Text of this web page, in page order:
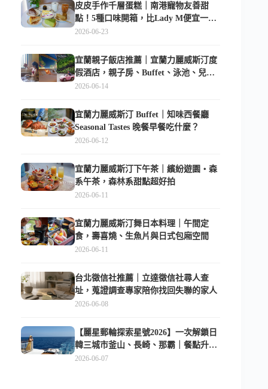
皮皮手作千層蛋糕｜南港寵物友善甜
點！5種口味開箱，比Lady M便宜一半
的台北隱藏版
2026-06-23
宜蘭親子飯店推薦｜宜蘭力麗威斯汀度
假酒店，親子房、Buffet、泳池、兒童
俱樂部超適合放電
2026-06-14
宜蘭力麗威斯汀 Buffet｜知味西餐廳
Seasonal Tastes 晚餐早餐吃什麼？
2026-06-12
宜蘭力麗威斯汀下午茶｜繽紛遊園・森
系午茶，森林系甜點超好拍
2026-06-11
宜蘭力麗威斯汀舞日本料理｜午間定
食，壽喜燒、生魚片與日式包廂空間
2026-06-11
台北徵信社推薦｜立達徵信社尋人查
址，蒐證調查專家陪你找回失聯的家人
2026-06-08
【麗星郵輪探索星號2026】一次解鎖日
韓三城市釜山、長崎、那霸｜餐點升
級、表演更新、船上慶生超難忘
2026-06-07